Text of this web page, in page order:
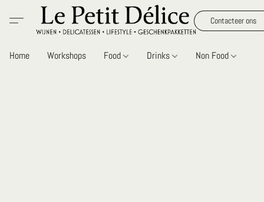
Contacteer ons
Home Workshops Food Drinks Non Food